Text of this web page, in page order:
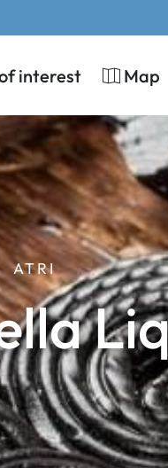
interest Map
ATRI